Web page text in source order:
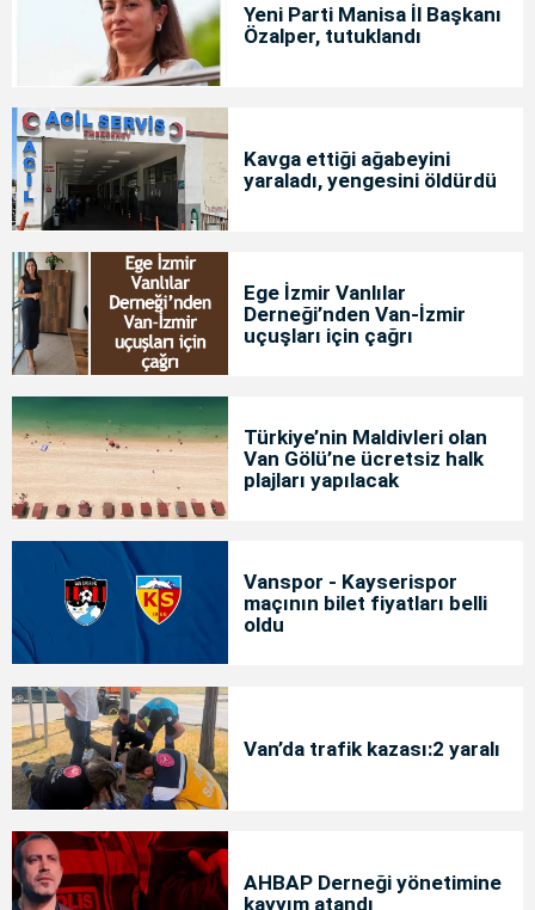
Yeni Parti Manisa İl Başkanı
Özalper, tutuklandı
Kavga ettiği ağabeyini
yaraladı, yengesini öldürdü
Ege İzmir Vanlılar
Derneği’nden Van-İzmir
uçuşları için çağrı
Türkiye’nin Maldivleri olan
Van Gölü’ne ücretsiz halk
plajları yapılacak
Vanspor - Kayserispor
maçının bilet fiyatları belli
oldu
Van’da trafik kazası:2 yaralı
AHBAP Derneği yönetimine
kayyım atandı